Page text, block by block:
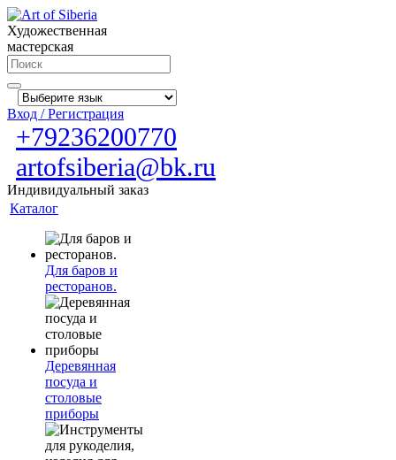
Художественная
мастерская
Вход / Регистрация
+79236200770
artofsiberia@bk.ru
Индивидуальный заказ
Каталог
Для баров и
ресторанов.
Деревянная
посуда и
столовые
приборы